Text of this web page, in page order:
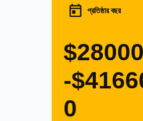
প্রতিষ্ঠার বছর
-
0